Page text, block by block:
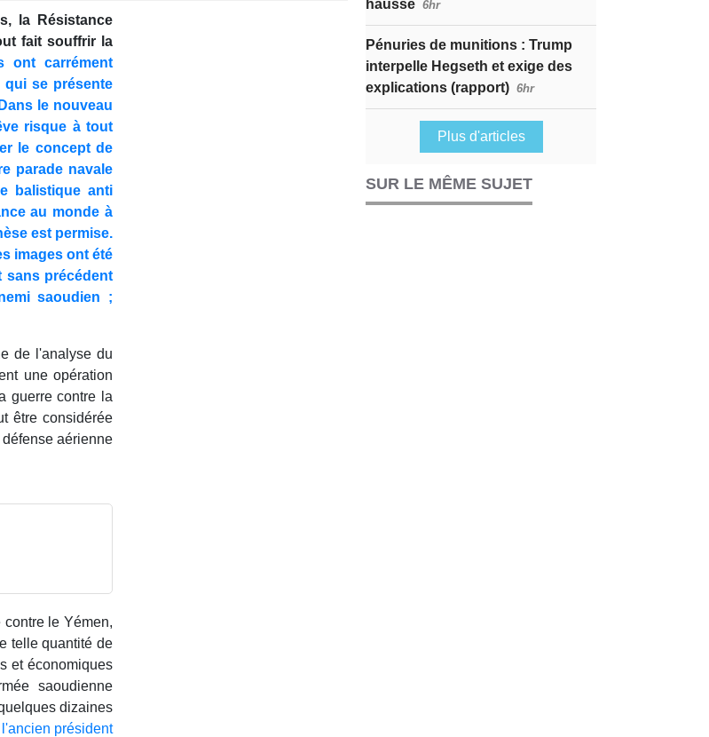
la Résistance
fait souffrir la
ont carrément
qui se présente
le nouveau
risque à tout
le concept de
parade navale
balistique anti
au monde à
est permise.
images ont été
sans précédent
saoudien ;
de l'analyse du
une opération
guerre contre la
être considérée
aérienne
le Yémen,
telle quantité de
et économiques
saoudienne
dizaines
président
hausse 6hr
Pénuries de munitions : Trump
interpelle Hegseth et exige des
explications (rapport) 6hr
Plus d'articles
SUR LE MÊME SUJET